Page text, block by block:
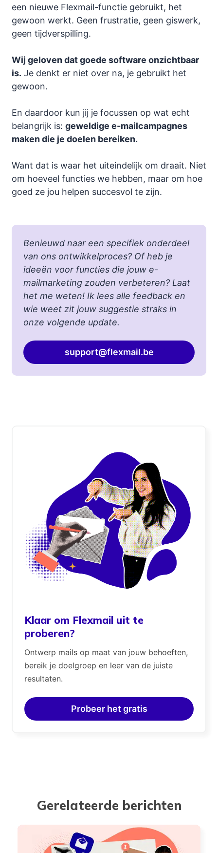
een nieuwe Flexmail-functie gebruikt, het
gewoon werkt. Geen frustratie, geen giswerk,
geen tijdverspilling.
Wij geloven dat goede software onzichtbaar
is. Je denkt er niet over na, je gebruikt het
gewoon.
En daardoor kun jij je focussen op wat echt
belangrijk is: geweldige e-mailcampagnes
maken die je doelen bereiken.
Want dat is waar het uiteindelijk om draait. Niet
om hoeveel functies we hebben, maar om hoe
goed ze jou helpen succesvol te zijn.
Benieuwd naar een specifiek onderdeel
van ons ontwikkelproces? Of heb je
ideeën voor functies die jouw e-
mailmarketing zouden verbeteren? Laat
het me weten! Ik lees alle feedback en
wie weet zit jouw suggestie straks in
onze volgende update.
support@flexmail.be
Klaar om Flexmail uit te
proberen?
Ontwerp mails op maat van jouw behoeften,
bereik je doelgroep en leer van de juiste
resultaten.
Probeer het gratis
Gerelateerde berichten